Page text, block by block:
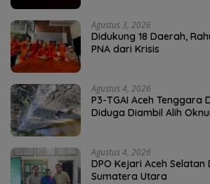
Agustus 3, 2026
Didukung 18 Daerah,
PNA dari Krisis
Agustus 4, 2026
P3-TGAI Aceh Tenggara
Diduga Diambil Alih
Agustus 4, 2026
DPO Kejari Aceh
Sumatera Utara